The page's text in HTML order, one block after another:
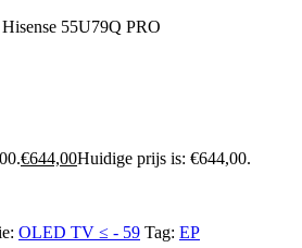
55U79Q PRO
€644,00Huidige prijs is: €644,00.
OLED TV ≤ - 59 Tag: EP